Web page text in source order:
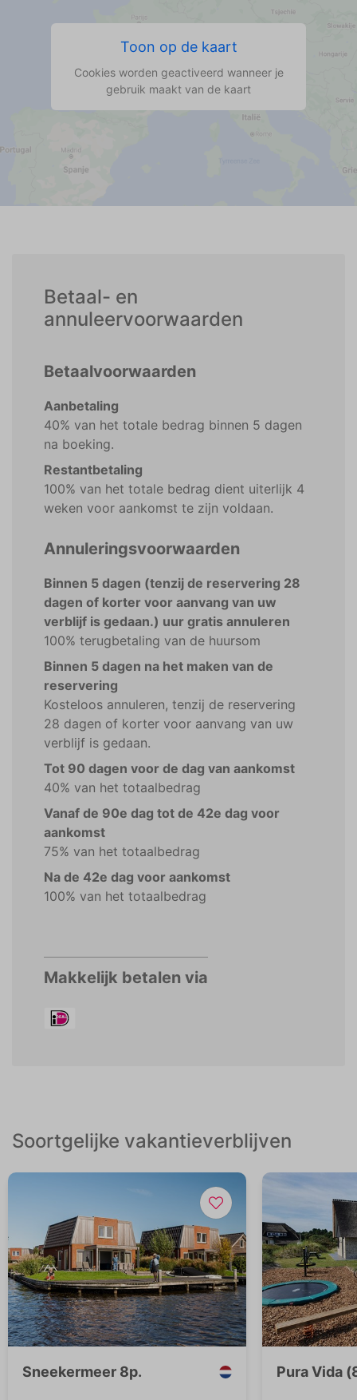
Toon op de kaart
Cookies worden geactiveerd wanneer je
gebruik maakt van de kaart
Betaal- en
annuleervoorwaarden
Betaalvoorwaarden
Aanbetaling
40% van het totale bedrag binnen 5 dagen
na boeking.
Restantbetaling
100% van het totale bedrag dient uiterlijk 4
weken voor aankomst te zijn voldaan.
Annuleringsvoorwaarden
Binnen 5 dagen (tenzij de reservering 28
dagen of korter voor aanvang van uw
verblijf is gedaan.) uur gratis annuleren
100% terugbetaling van de huursom
Binnen 5 dagen na het maken van de
reservering
Kosteloos annuleren, tenzij de reservering
28 dagen of korter voor aanvang van uw
verblijf is gedaan.
Tot 90 dagen voor de dag van aankomst
40% van het totaalbedrag
Vanaf de 90e dag tot de 42e dag voor
aankomst
75% van het totaalbedrag
Na de 42e dag voor aankomst
100% van het totaalbedrag
Makkelijk betalen via
Soortgelijke vakantieverblijven
Sneekermeer 8p. Pura Vida